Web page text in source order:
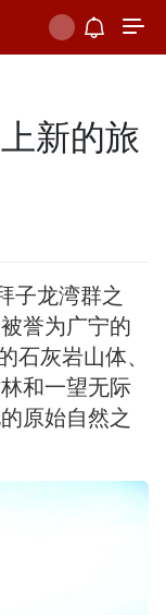
新的旅
子龙湾群之
誉为广宁的
石灰岩山体、
和一望无际
原始自然之